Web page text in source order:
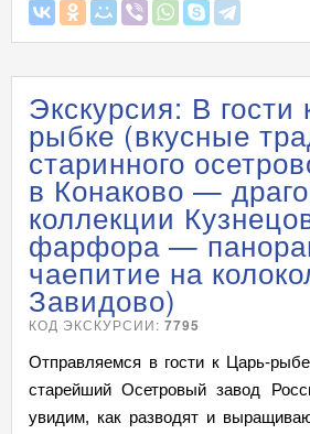
Экскурсия: В гости
рыбке (вкусные
старинного
в Конаково —
коллекции
фарфора —
чаепитие на
Завидово)
КОД ЭКСКУРСИИ:7795
Отправляемся в гости к Царь-
старейший Осетровый завод
увидим, как разводят и